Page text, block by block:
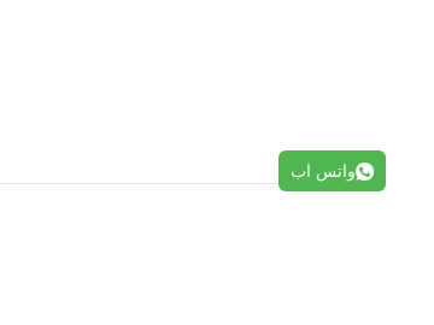
واتس اب